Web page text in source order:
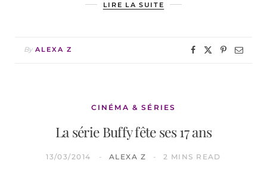
LIRE LA SUITE
By ALEXA Z
CINÉMA & SÉRIES
La série Buffy fête ses 17 ans
13/03/2014 ALEXA Z 2 MINS READ